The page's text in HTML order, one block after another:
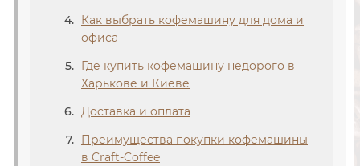
Как выбрать кофемашину для дома и
офиса
Где купить кофемашину недорого в
Харькове и Киеве
Доставка и оплата
Преимущества покупки кофемашины
в Craft-Coffee